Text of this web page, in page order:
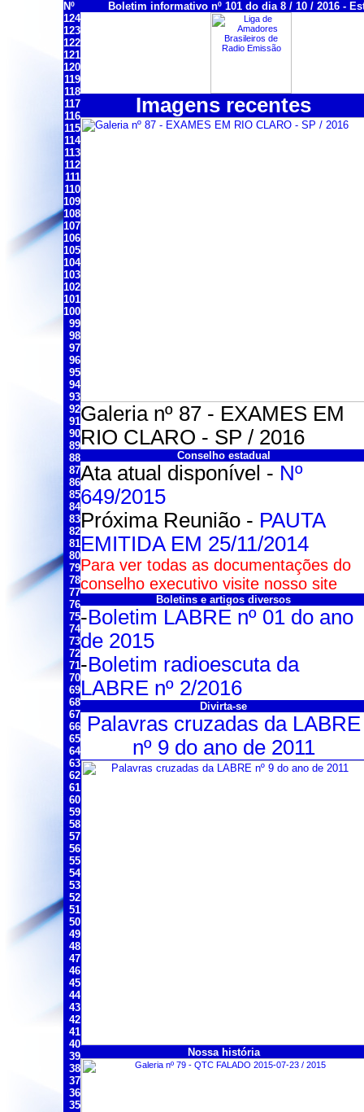
Nº
Boletim informativo nº 101 do dia 8 / 10 / 2016 -
124
123
122
121
120
119
118
117
116
115
114
113
112
111
110
109
108
107
106
105
104
103
102
101
100
99
98
97
96
95
94
93
92
91
90
89
88
87
86
85
84
83
82
81
80
79
78
77
76
75
74
73
72
71
70
69
68
67
66
65
64
63
62
61
60
59
58
57
56
55
54
53
52
51
50
49
48
47
46
45
44
43
42
41
40
39
38
37
36
35
Imagens recentes
Galeria nº 87 - EXAMES EM
RIO CLARO - SP / 2016
Conselho estadual
Ata atual disponível - Nº
649/2015
Próxima Reunião - PAUTA
EMITIDA EM 25/11/2014
Para ver todas as documentações do
conselho executivo visite nosso site
Boletins e artigos diversos
-Boletim LABRE nº 01 do ano
de 2015
-Boletim radioescuta da
LABRE nº 2/2016
Divirta-se
Palavras cruzadas da LABRE
nº 9 do ano de 2011
Nossa história